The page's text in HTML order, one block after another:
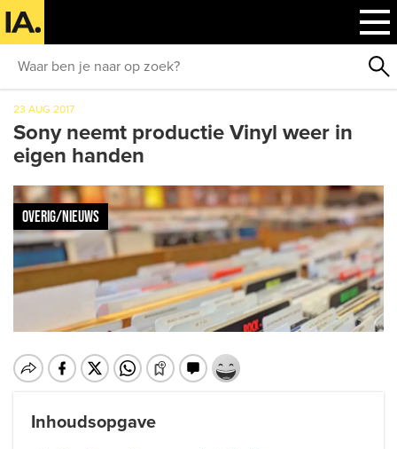
23 AUG 2017
Sony neemt productie Vinyl weer in
eigen handen
OVERIG/NIEUWS
Inhoudsopgave